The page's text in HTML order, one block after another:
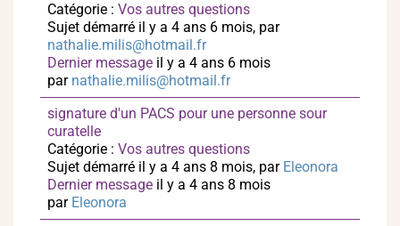
Catégorie : Vos autres questions
Sujet démarré il y a 4 ans 6 mois, par
nathalie.milis@hotmail.fr
Dernier message il y a 4 ans 6 mois
par nathalie.milis@hotmail.fr
signature d'un PACS pour une personne sour
curatelle
Catégorie : Vos autres questions
Sujet démarré il y a 4 ans 8 mois, par Eleonora
Dernier message il y a 4 ans 8 mois
par Eleonora